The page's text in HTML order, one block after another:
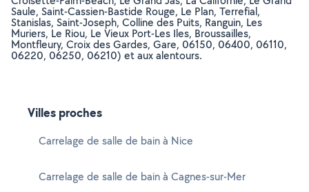
Saule, Saint-Cassien-Bastide Rouge, Le Plan, Terrefial,
Stanislas, Saint-Joseph, Colline des Puits, Ranguin, Les
Muriers, Le Riou, Le Vieux Port-Les Iles, Broussailles,
Montfleury, Croix des Gardes, Gare, 06150, 06400, 06110,
06220, 06250, 06210) et aux alentours.
Villes proches
Carrelage de salle de bain à Nice
Carrelage de salle de bain à Cagnes-sur-Mer